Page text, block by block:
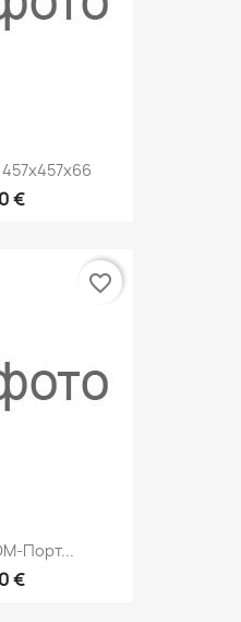
€
Порт...
€
favorite_border